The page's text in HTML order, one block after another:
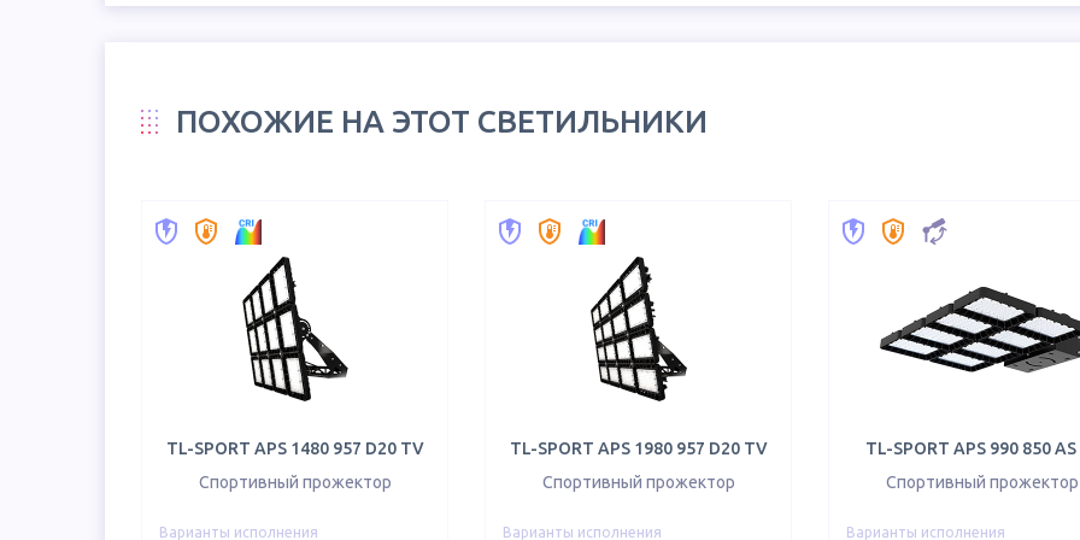
ПОХОЖИЕ НА ЭТОТ СВЕТИЛЬНИКИ
TL-SPORT APS 1480 957 D20 TV
Спортивный прожектор
Варианты исполнения
TL-SPORT APS 1980 957 D20 TV
Спортивный прожектор
Варианты исполнения
TL-SPORT APS 990 850 AS
Спортивный прожектор
Варианты исполнения